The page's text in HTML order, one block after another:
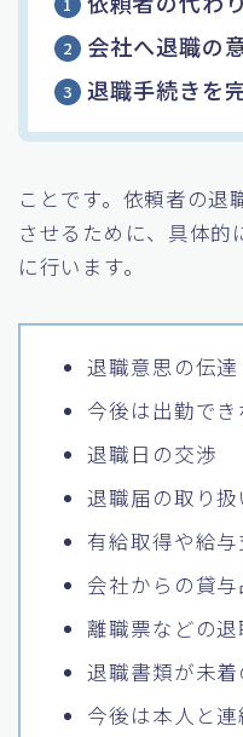
会社へ退職の
退職手続きを
ことです。依頼者の退
させるために、具体的
に行います。
退職意思の伝達
今後は出勤で
退職日の交渉
退職届の取り扱
有給取得や給
会社からの貸
離職票などの
退職書類が未
今後は本人と